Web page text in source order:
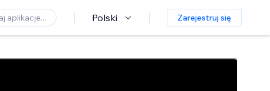
Polski Zarejestruj się